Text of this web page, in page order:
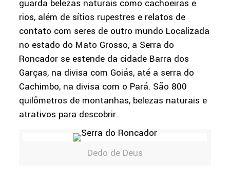
guarda belezas naturais como cachoeiras e
rios, além de sítios rupestres e relatos de
contato com seres de outro mundo Localizada
no estado do Mato Grosso, a Serra do
Roncador se estende da cidade Barra dos
Garças, na divisa com Goiás, até a serra do
Cachimbo, na divisa com o Pará. São 800
quilômetros de montanhas, belezas naturais e
atrativos para descobrir.
Dedo de Deus